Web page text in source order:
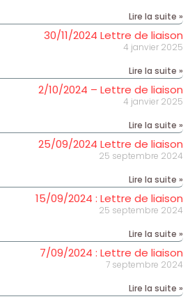
Lire la suite »
30/11/2024 Lettre de liaison
4 janvier 2025
Lire la suite »
2/10/2024 – Lettre de liaison
4 janvier 2025
Lire la suite »
25/09/2024 Lettre de liaison
25 septembre 2024
Lire la suite »
15/09/2024 : Lettre de liaison
25 septembre 2024
Lire la suite »
7/09/2024 : Lettre de liaison
7 septembre 2024
Lire la suite »